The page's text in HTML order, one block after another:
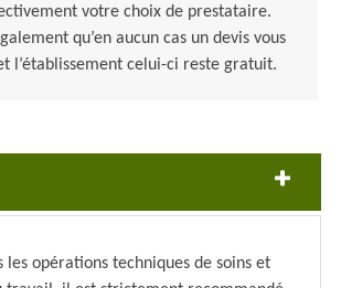
votre choix de prestataire.
qu’en aucun cas un devis vous
l’établissement celui-ci reste gratuit.
opérations techniques de soins et